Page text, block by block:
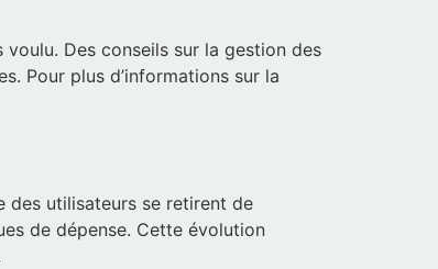
Des conseils sur la gestion des
Pour plus d’informations sur la
des utilisateurs se retirent de
de dépense. Cette évolution